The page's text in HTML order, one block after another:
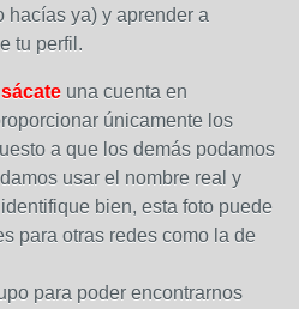
hacías ya) y aprender a
tu perfil.
sácate una cuenta en
únicamente los
a que los demás podamos
usar el nombre real y
bien, esta foto puede
para otras redes como la de
para poder encontrarnos